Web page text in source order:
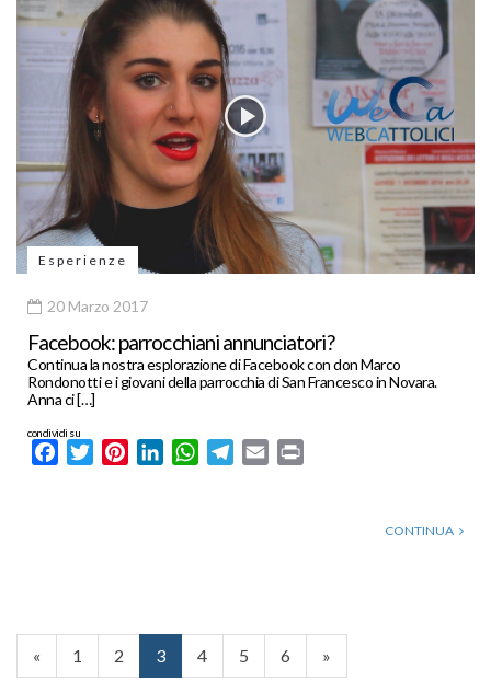
Esperienze
20 Marzo 2017
Facebook: parrocchiani annunciatori?
Continua la nostra esplorazione di Facebook con don Marco
Rondonotti e i giovani della parrocchia di San Francesco in Novara.
Anna ci […]
condividi su
FacebookTwitterPinterestLinkedInWhatsApp
Telegram
Email
CONTINUA
« 1 2 3 4 5 6 »